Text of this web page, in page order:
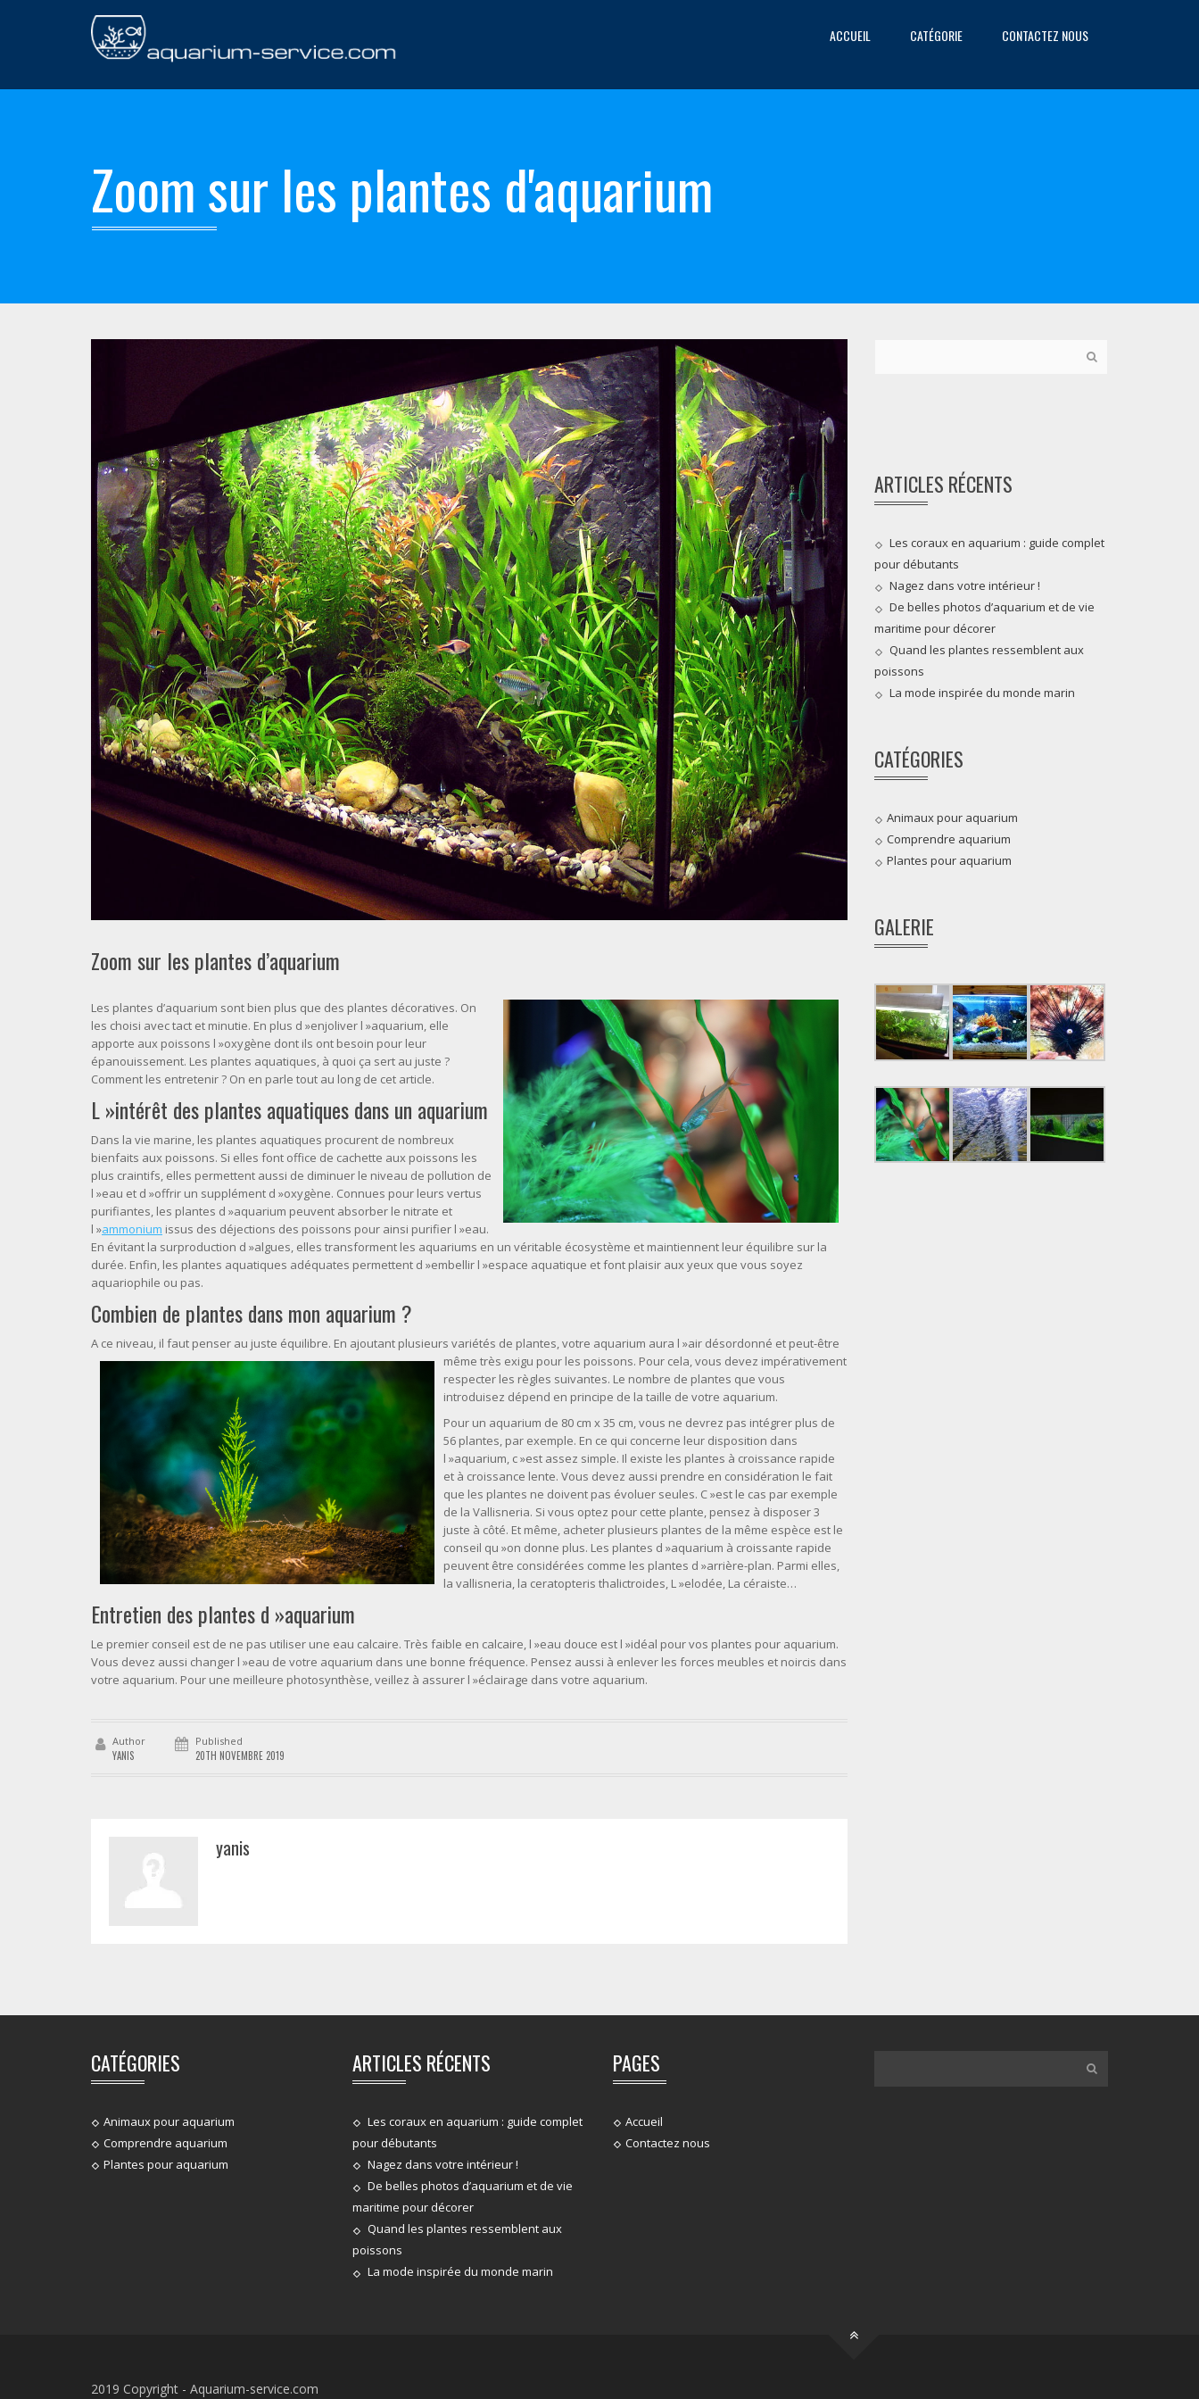
ACCUEIL CATÉGORIE CONTACTEZ NOUS
Zoom sur les plantes d'aquarium
Zoom sur les plantes d’aquarium
Les plantes d’aquarium sont bien plus que des plantes décoratives. On
les choisi avec tact et minutie. En plus d »enjoliver l »aquarium, elle
apporte aux poissons l »oxygène dont ils ont besoin pour leur
épanouissement. Les plantes aquatiques, à quoi ça sert au juste ?
Comment les entretenir ? On en parle tout au long de cet article.
L »intérêt des plantes aquatiques dans un aquarium
Dans la vie marine, les plantes aquatiques procurent de nombreux
bienfaits aux poissons. Si elles font office de cachette aux poissons les
plus craintifs, elles permettent aussi de diminuer le niveau de pollution de
l »eau et d »offrir un supplément d »oxygène. Connues pour leurs vertus
purifiantes, les plantes d »aquarium peuvent absorber le nitrate et
l »ammonium issus des déjections des poissons pour ainsi purifier l »eau.
En évitant la surproduction d »algues, elles transforment les aquariums en un véritable écosystème et maintiennent leur équilibre sur la
durée. Enfin, les plantes aquatiques adéquates permettent d »embellir l »espace aquatique et font plaisir aux yeux que vous soyez
aquariophile ou pas.
Combien de plantes dans mon aquarium ?
A ce niveau, il faut penser au juste équilibre. En ajoutant plusieurs variétés de plantes, votre aquarium aura l »air désordonné et peut-être
même très exigu pour les poissons. Pour cela, vous devez impérativement
respecter les règles suivantes. Le nombre de plantes que vous
introduisez dépend en principe de la taille de votre aquarium.
Pour un aquarium de 80 cm x 35 cm, vous ne devrez pas intégrer plus de
56 plantes, par exemple. En ce qui concerne leur disposition dans
l »aquarium, c »est assez simple. Il existe les plantes à croissance rapide
et à croissance lente. Vous devez aussi prendre en considération le fait
que les plantes ne doivent pas évoluer seules. C »est le cas par exemple
de la Vallisneria. Si vous optez pour cette plante, pensez à disposer 3
juste à côté. Et même, acheter plusieurs plantes de la même espèce est le
conseil qu »on donne plus. Les plantes d »aquarium à croissante rapide
peuvent être considérées comme les plantes d »arrière-plan. Parmi elles,
la vallisneria, la ceratopteris thalictroides, L »elodée, La céraiste…
Entretien des plantes d »aquarium
Le premier conseil est de ne pas utiliser une eau calcaire. Très faible en calcaire, l »eau douce est l »idéal pour vos plantes pour aquarium.
Vous devez aussi changer l »eau de votre aquarium dans une bonne fréquence. Pensez aussi à enlever les forces meubles et noircis dans
votre aquarium. Pour une meilleure photosynthèse, veillez à assurer l »éclairage dans votre aquarium.
Author
YANIS
Published
20TH NOVEMBRE 2019
yanis
ARTICLES RÉCENTS
Les coraux en aquarium : guide complet
pour débutants
Nagez dans votre intérieur !
De belles photos d’aquarium et de vie
maritime pour décorer
Quand les plantes ressemblent aux
poissons
La mode inspirée du monde marin
CATÉGORIES
Animaux pour aquarium
Comprendre aquarium
Plantes pour aquarium
GALERIE
CATÉGORIES
Animaux pour aquarium
Comprendre aquarium
Plantes pour aquarium
ARTICLES RÉCENTS
Les coraux en aquarium : guide complet
pour débutants
Nagez dans votre intérieur !
De belles photos d’aquarium et de vie
maritime pour décorer
Quand les plantes ressemblent aux
poissons
La mode inspirée du monde marin
PAGES
Accueil
Contactez nous